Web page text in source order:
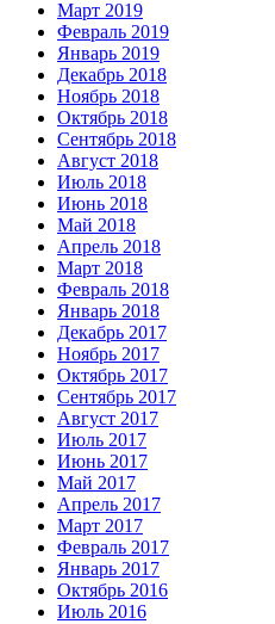
Март 2019
Февраль 2019
Январь 2019
Декабрь 2018
Ноябрь 2018
Октябрь 2018
Сентябрь 2018
Август 2018
Июль 2018
Июнь 2018
Май 2018
Апрель 2018
Март 2018
Февраль 2018
Январь 2018
Декабрь 2017
Ноябрь 2017
Октябрь 2017
Сентябрь 2017
Август 2017
Июль 2017
Июнь 2017
Май 2017
Апрель 2017
Март 2017
Февраль 2017
Январь 2017
Октябрь 2016
Июль 2016